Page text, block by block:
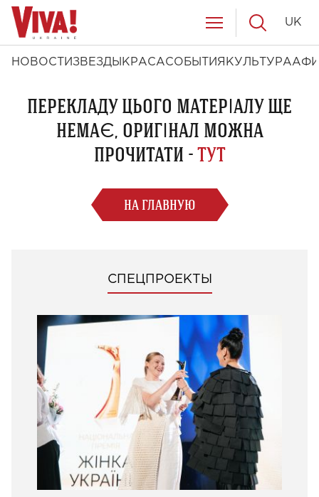
НОВОСТИ ЗВЕЗДЫ КРАСАСОБЫТИЯ КУЛЬТУРА
UK
ПЕРЕКЛАДУ ЦЬОГО МАТЕРІАЛУ ЩЕ
НЕМАЄ, ОРИГІНАЛ МОЖНА
ПРОЧИТАТИ -ТУТ
НА ГЛАВНУЮ
СПЕЦПРОЕКТЫ